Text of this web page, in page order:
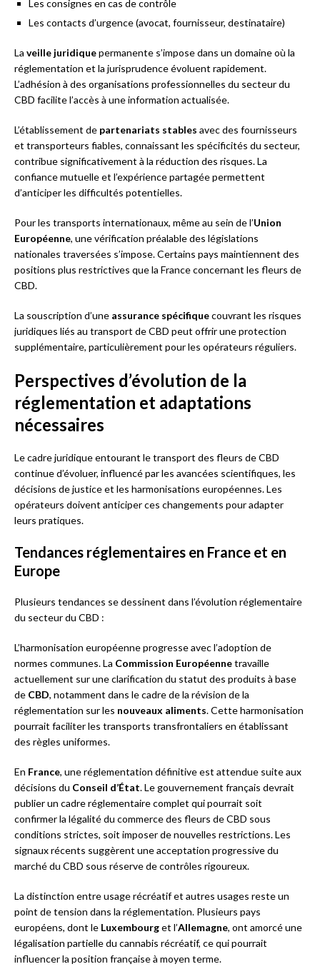
Les consignes en cas de contrôle
Les contacts d’urgence (avocat, fournisseur, destinataire)
La veille juridiquepermanente s’impose dans un domaine où la
réglementation et la jurisprudence évoluent rapidement.
L’adhésion à des organisations professionnelles du secteur du
CBD facilite l’accès à une information actualisée.
L’établissement de partenariats stables avec des fournisseurs
et transporteurs fiables, connaissant les spécificités du secteur,
contribue significativement à la réduction des risques. La
confiance mutuelle et l’expérience partagée permettent
d’anticiper les difficultés potentielles.
Pour les transports internationaux, même au sein de l’Union
Européenne, une vérification préalable des législations
nationales traversées s’impose. Certains pays maintiennent des
positions plus restrictives que la France concernant les fleurs de
CBD.
La souscription d’une assurance spécifiquecouvrant les risques
juridiques liés au transport de CBD peut offrir une protection
supplémentaire, particulièrement pour les opérateurs réguliers.
Perspectives d’évolution de la
réglementation et adaptations
nécessaires
Le cadre juridique entourant le transport des fleurs de CBD
continue d’évoluer, influencé par les avancées scientifiques, les
décisions de justice et les harmonisations européennes. Les
opérateurs doivent anticiper ces changements pour adapter
leurs pratiques.
Tendances réglementaires en France et en
Europe
Plusieurs tendances se dessinent dans l’évolution réglementaire
du secteur du CBD :
L’harmonisation européenne progresse avec l’adoption de
normes communes. La Commission Européennetravaille
actuellement sur une clarification du statut des produits à base
de CBD, notamment dans le cadre de la révision de la
réglementation sur les nouveaux aliments. Cette harmonisation
pourrait faciliter les transports transfrontaliers en établissant
des règles uniformes.
En France, une réglementation définitive est attendue suite aux
décisions du Conseil d’État. Le gouvernement français devrait
publier un cadre réglementaire complet qui pourrait soit
confirmer la légalité du commerce des fleurs de CBD sous
conditions strictes, soit imposer de nouvelles restrictions. Les
signaux récents suggèrent une acceptation progressive du
marché du CBD sous réserve de contrôles rigoureux.
La distinction entre usage récréatif et autres usages reste un
point de tension dans la réglementation. Plusieurs pays
européens, dont le Luxembourget l’Allemagne, ont amorcé une
légalisation partielle du cannabis récréatif, ce qui pourrait
influencer la position française à moyen terme.